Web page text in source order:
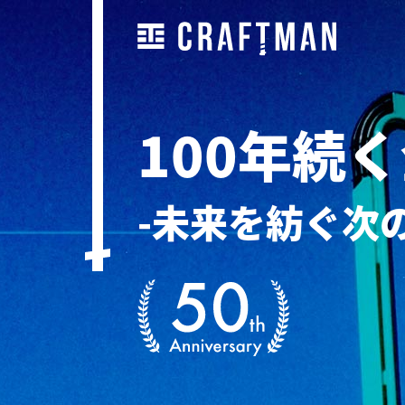
100年続
-未来を紡ぐ次